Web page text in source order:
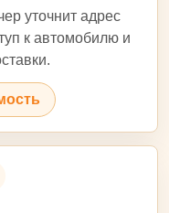
уточнит адрес
к автомобилю и